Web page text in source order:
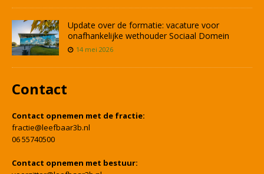
Update over de formatie: vacature voor
onafhankelijke wethouder Sociaal Domein
14 mei 2026
Contact
Contact opnemen met de fractie:
fractie@leefbaar3b.nl
06 55740500
Contact opnemen met bestuur: